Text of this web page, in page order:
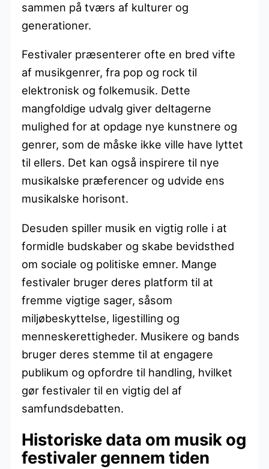
sammen på tværs af kulturer og
generationer.
Festivaler præsenterer ofte en bred vifte
af musikgenrer, fra pop og rock til
elektronisk og folkemusik. Dette
mangfoldige udvalg giver deltagerne
mulighed for at opdage nye kunstnere og
genrer, som de måske ikke ville have lyttet
til ellers. Det kan også inspirere til nye
musikalske præferencer og udvide ens
musikalske horisont.
Desuden spiller musik en vigtig rolle i at
formidle budskaber og skabe bevidsthed
om sociale og politiske emner. Mange
festivaler bruger deres platform til at
fremme vigtige sager, såsom
miljøbeskyttelse, ligestilling og
menneskerettigheder. Musikere og bands
bruger deres stemme til at engagere
publikum og opfordre til handling, hvilket
gør festivaler til en vigtig del af
samfundsdebatten.
Historiske data om musik og
festivaler gennem tiden